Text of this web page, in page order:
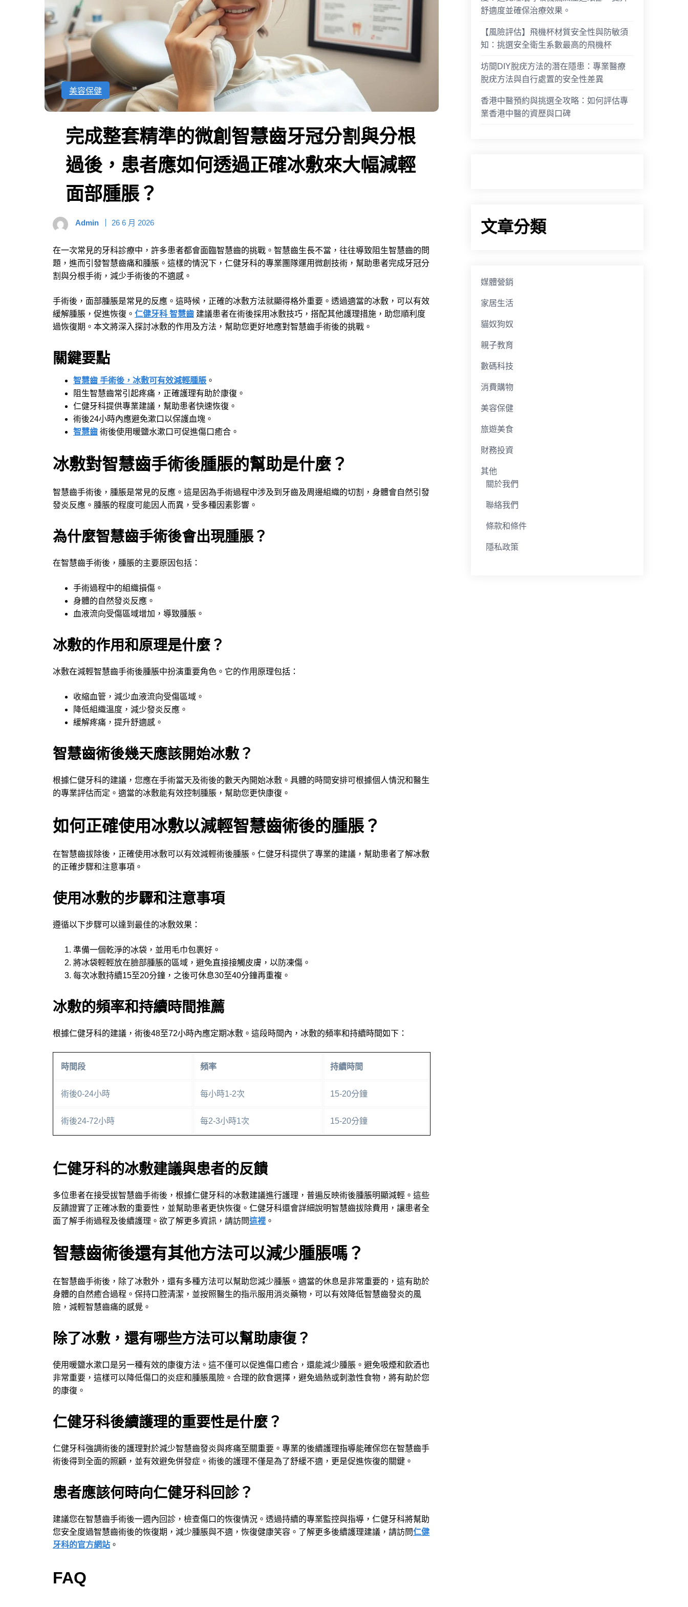
美容保健
完成整套精準的微創智慧齒牙冠分割與分根
過後，患者應如何透過正確冰敷來大幅減輕
面部腫脹？
Admin 26 6 月 2026
在一次常見的牙科診療中，許多患者都會面臨智慧齒的挑戰。智慧齒生長不當，往往導致阻生智慧齒的問
題，進而引發智慧齒痛和腫脹。這樣的情況下，仁健牙科的專業團隊運用微創技術，幫助患者完成牙冠分
割與分根手術，減少手術後的不適感。
手術後，面部腫脹是常見的反應。這時候，正確的冰敷方法就顯得格外重要。透過適當的冰敷，可以有效
緩解腫脹，促進恢復。 仁健牙科 智慧齒 建議患者在術後採用冰敷技巧，搭配其他護理措施，助您順利度
過恢復期。本文將深入探討冰敷的作用及方法，幫助您更好地應對智慧齒手術後的挑戰。
關鍵要點
智慧齒 手術後，冰敷可有效減輕腫脹 。
阻生智慧齒常引起疼痛，正確護理有助於康復。
仁健牙科提供專業建議，幫助患者快速恢復。
術後24小時內應避免漱口以保護血塊。
智慧齒 術後使用暖鹽水漱口可促進傷口癒合。
冰敷對智慧齒手術後腫脹的幫助是什麼？
智慧齒手術後，腫脹是常見的反應。這是因為手術過程中涉及到牙齒及周邊組織的切割，身體會自然引發
發炎反應。腫脹的程度可能因人而異，受多種因素影響。
為什麼智慧齒手術後會出現腫脹？
在智慧齒手術後，腫脹的主要原因包括：
手術過程中的組織損傷。
身體的自然發炎反應。
血液流向受傷區域增加，導致腫脹。
冰敷的作用和原理是什麼？
冰敷在減輕智慧齒手術後腫脹中扮演重要角色。它的作用原理包括：
收縮血管，減少血液流向受傷區域。
降低組織溫度，減少發炎反應。
緩解疼痛，提升舒適感。
智慧齒術後幾天應該開始冰敷？
根據仁健牙科的建議，您應在手術當天及術後的數天內開始冰敷。具體的時間安排可根據個人情況和醫生
的專業評估而定。適當的冰敷能有效控制腫脹，幫助您更快康復。
如何正確使用冰敷以減輕智慧齒術後的腫脹？
在智慧齒拔除後，正確使用冰敷可以有效減輕術後腫脹。仁健牙科提供了專業的建議，幫助患者了解冰敷
的正確步驟和注意事項。
使用冰敷的步驟和注意事項
遵循以下步驟可以達到最佳的冰敷效果：
準備一個乾淨的冰袋，並用毛巾包裹好。
將冰袋輕輕放在臉部腫脹的區域，避免直接接觸皮膚，以防凍傷。
每次冰敷持續15至20分鐘，之後可休息30至40分鐘再重複。
冰敷的頻率和持續時間推薦
根據仁健牙科的建議，術後48至72小時內應定期冰敷。這段時間內，冰敷的頻率和持續時間如下：
時間段 頻率 持續時間
術後0-24小時 每小時1-2次 15-20分鐘
術後24-72小時 每2-3小時1次 15-20分鐘
仁健牙科的冰敷建議與患者的反饋
多位患者在接受拔智慧齒手術後，根據仁健牙科的冰敷建議進行護理，普遍反映術後腫脹明顯減輕。這些
反饋證實了正確冰敷的重要性，並幫助患者更快恢復。仁健牙科還會詳細說明智慧齒拔除費用，讓患者全
面了解手術過程及後續護理。欲了解更多資訊，請訪問這裡 。
智慧齒術後還有其他方法可以減少腫脹嗎？
在智慧齒手術後，除了冰敷外，還有多種方法可以幫助您減少腫脹。適當的休息是非常重要的，這有助於
身體的自然癒合過程。保持口腔清潔，並按照醫生的指示服用消炎藥物，可以有效降低智慧齒發炎的風
險，減輕智慧齒痛的感覺。
除了冰敷，還有哪些方法可以幫助康復？
使用暖鹽水漱口是另一種有效的康復方法。這不僅可以促進傷口癒合，還能減少腫脹。避免吸煙和飲酒也
非常重要，這樣可以降低傷口的炎症和腫脹風險。合理的飲食選擇，避免過熱或刺激性食物，將有助於您
的康復。
仁健牙科後續護理的重要性是什麼？
仁健牙科強調術後的護理對於減少智慧齒發炎與疼痛至關重要。專業的後續護理指導能確保您在智慧齒手
術後得到全面的照顧，並有效避免併發症。術後的護理不僅是為了舒緩不適，更是促進恢復的關鍵。
患者應該何時向仁健牙科回診？
建議您在智慧齒手術後一週內回診，檢查傷口的恢復情況。透過持續的專業監控與指導，仁健牙科將幫助
您安全度過智慧齒術後的恢復期，減少腫脹與不適，恢復健康笑容。了解更多後續護理建議，請訪問仁健
牙科的官方網站 。
FAQ
舒適度並確保治療效果。
【風險評估】飛機杯材質安全性與防敏須
知：挑選安全衛生系數最高的飛機杯
坊間DIY脫疣方法的潛在隱患：專業醫療
脫疣方法與自行處置的安全性差異
香港中醫預約與挑選全攻略：如何評估專
業香港中醫的資歷與口碑
文章分類
媒體營銷
家居生活
貓奴狗奴
親子教育
數碼科技
消費購物
美容保健
旅遊美食
財務投資
其他
關於我們
聯絡我們
條款和條件
隱私政策